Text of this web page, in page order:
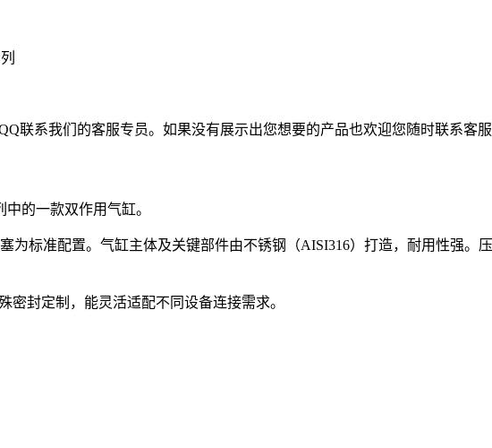
联系我们的客服专员。如果没有展示出您想要的产品也欢迎您随时联系客
中的一款双作用气缸。
为标准配置。气缸主体及关键部件由不锈钢（AISI316）打造，耐用性强。
密封定制，能灵活适配不同设备连接需求。